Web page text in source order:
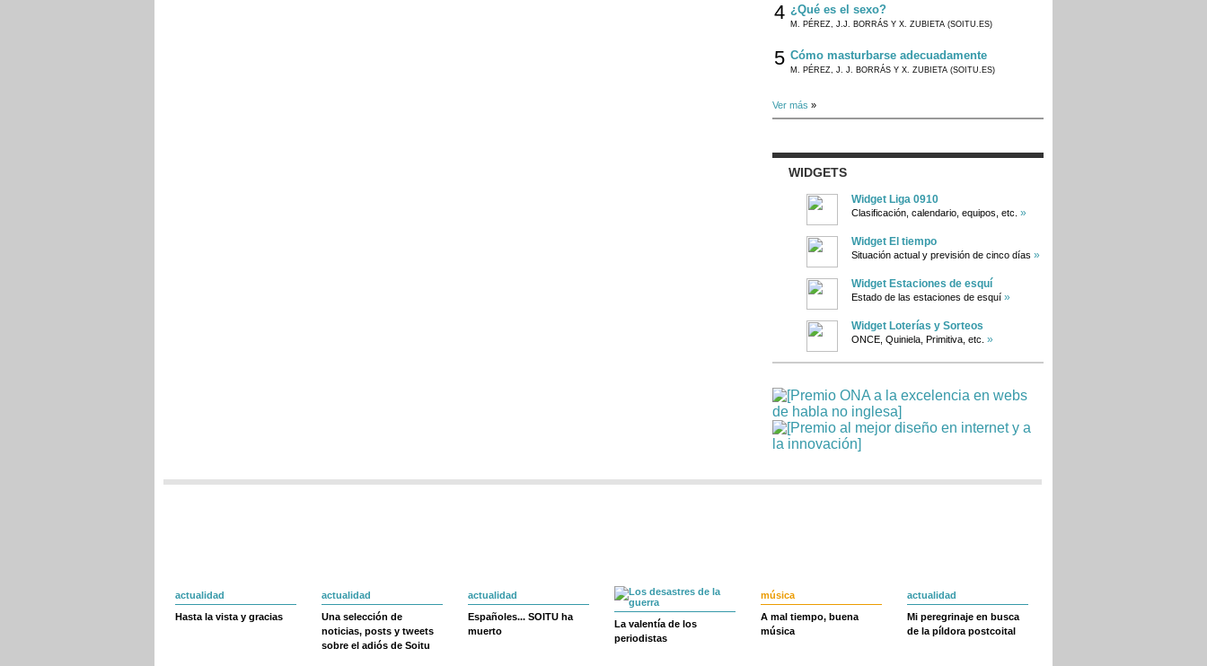
4 ¿Qué es el sexo?
M. PÉREZ, J.J. BORRÁS Y X. ZUBIETA (SOITU.ES)
5 Cómo masturbarse adecuadamente
M. PÉREZ, J. J. BORRÁS Y X. ZUBIETA (SOITU.ES)
Ver más »
WIDGETS
Widget Liga 0910
Clasificación, calendario, equipos, etc. »
Widget El tiempo
Situación actual y previsión de cinco días »
Widget Estaciones de esquí
Estado de las estaciones de esquí »
Widget Loterías y Sorteos
ONCE, Quiniela, Primitiva, etc. »
actualidad
Hasta la vista y gracias
actualidad
Una selección de
noticias, posts y tweets
sobre el adiós de Soitu
actualidad
Españoles... SOITU ha
muerto
La valentía de los
periodistas
música
A mal tiempo, buena
música
actualidad
Mi peregrinaje en busca
de la píldora postcoital